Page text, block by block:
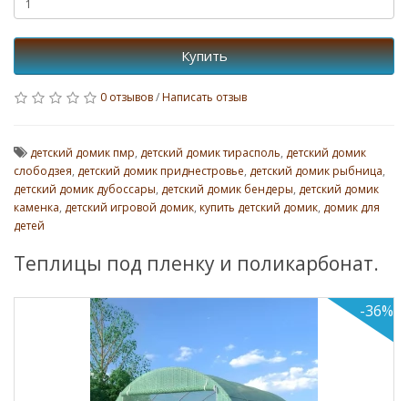
Купить
0 отзывов/Написать отзыв
детский домик пмр, детский домик тирасполь, детский домик
слободзея, детский домик приднестровье, детский домик рыбница,
детский домик дубоссары, детский домик бендеры, детский домик
каменка, детский игровой домик, купить детский домик, домик для
детей
Теплицы под пленку и поликарбонат.
-36%